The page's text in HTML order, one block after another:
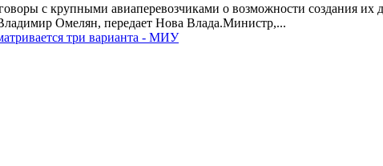
с крупными авиаперевозчиками о возможности создания их
Омелян, передает Нова Влада.Министр,...
три варианта - МИУ